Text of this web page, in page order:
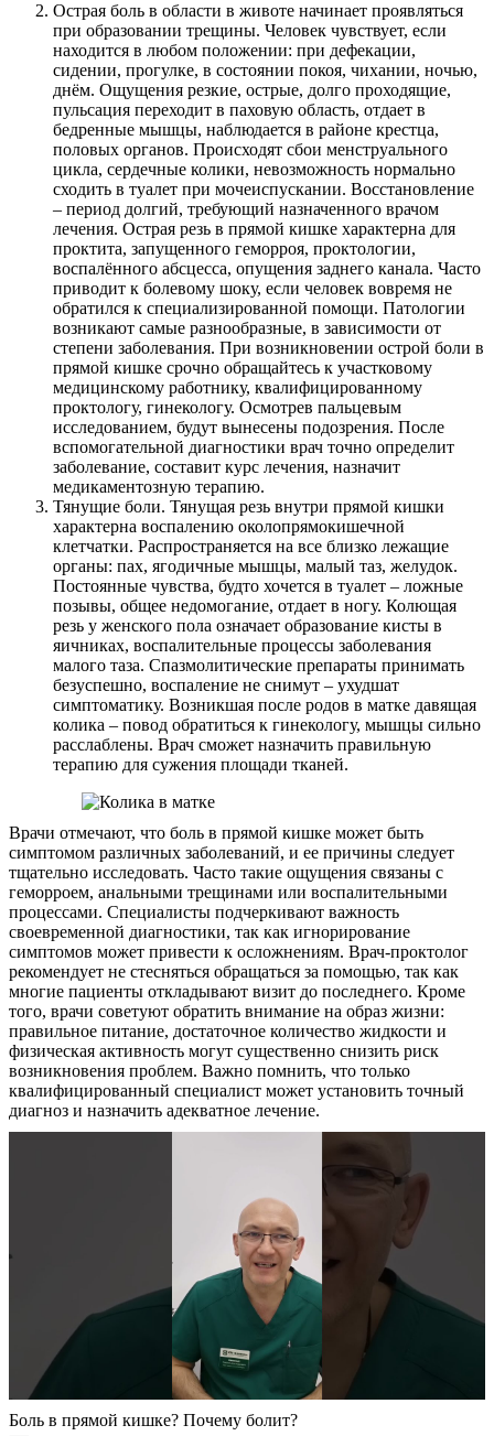
Отзывы
Статьи
Острая боль в области в животе начинает проявляться
при образовании трещины. Человек чувствует, если
находится в любом положении: при дефекации,
сидении, прогулке, в состоянии покоя, чихании, ночью,
днём. Ощущения резкие, острые, долго проходящие,
пульсация переходит в паховую область, отдает в
бедренные мышцы, наблюдается в районе крестца,
половых органов. Происходят сбои менструального
цикла, сердечные колики, невозможность нормально
сходить в туалет при мочеиспускании. Восстановление
– период долгий, требующий назначенного врачом
лечения. Острая резь в прямой кишке характерна для
проктита, запущенного геморроя, проктологии,
воспалённого абсцесса, опущения заднего канала. Часто
приводит к болевому шоку, если человек вовремя не
обратился к специализированной помощи. Патологии
возникают самые разнообразные, в зависимости от
степени заболевания. При возникновении острой боли в
прямой кишке срочно обращайтесь к участковому
медицинскому работнику, квалифицированному
проктологу, гинекологу. Осмотрев пальцевым
исследованием, будут вынесены подозрения. После
вспомогательной диагностики врач точно определит
заболевание, составит курс лечения, назначит
медикаментозную терапию.
Тянущие боли. Тянущая резь внутри прямой кишки
характерна воспалению околопрямокишечной
клетчатки. Распространяется на все близко лежащие
органы: пах, ягодичные мышцы, малый таз, желудок.
Постоянные чувства, будто хочется в туалет – ложные
позывы, общее недомогание, отдает в ногу. Колющая
резь у женского пола означает образование кисты в
яичниках, воспалительные процессы заболевания
малого таза. Спазмолитические препараты принимать
безуспешно, воспаление не снимут – ухудшат
симптоматику. Возникшая после родов в матке давящая
колика – повод обратиться к гинекологу, мышцы сильно
расслаблены. Врач сможет назначить правильную
терапию для сужения площади тканей.
Врачи отмечают, что боль в прямой кишке может быть
симптомом различных заболеваний, и ее причины следует
тщательно исследовать. Часто такие ощущения связаны с
геморроем, анальными трещинами или воспалительными
процессами. Специалисты подчеркивают важность
своевременной диагностики, так как игнорирование
симптомов может привести к осложнениям. Врач-проктолог
рекомендует не стесняться обращаться за помощью, так как
многие пациенты откладывают визит до последнего. Кроме
того, врачи советуют обратить внимание на образ жизни:
правильное питание, достаточное количество жидкости и
физическая активность могут существенно снизить риск
возникновения проблем. Важно помнить, что только
квалифицированный специалист может установить точный
диагноз и назначить адекватное лечение.
Боль в прямой кишке? Почему болит?